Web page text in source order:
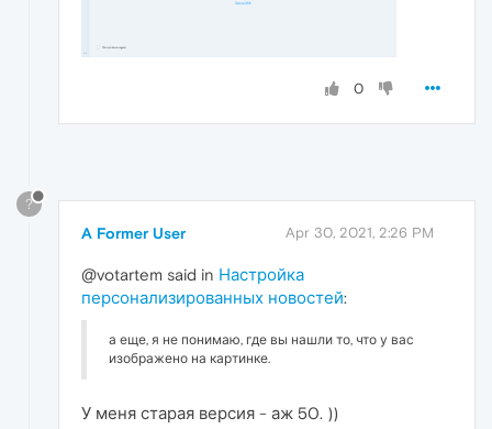
0
?
A Former User Apr 30, 2021, 2:26 PM
@votartem said in Настройка
персонализированных новостей:
а еще, я не понимаю, где вы нашли то, что у вас
изображено на картинке.
У меня старая версия - аж 50. ))